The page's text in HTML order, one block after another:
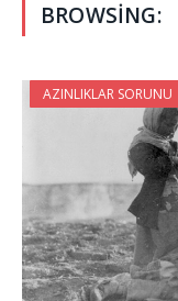
BROWSING:
AZINLIKLAR SORUNU